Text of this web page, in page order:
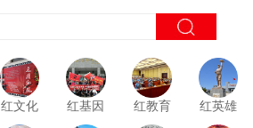
红文化 红基因 红教育 红英雄